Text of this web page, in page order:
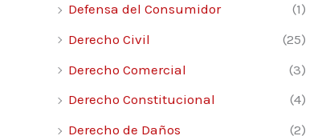
Defensa del Consumidor
(1)
Derecho Civil
(25)
Derecho Comercial
(3)
Derecho Constitucional
(4)
Derecho de Daños
(2)